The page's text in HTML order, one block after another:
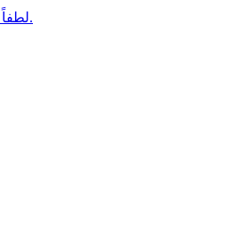
لطفاً برای ثبت پرسش وارد شوید.